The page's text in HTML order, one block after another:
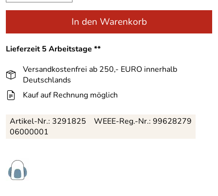
In den Warenkorb
Lieferzeit 5 Arbeitstage **
Versandkostenfrei ab 250,- EURO innerhalb
Deutschlands
Kauf auf Rechnung möglich
Artikel-Nr.: 3291825
06000001
WEEE-Reg.-Nr.: 99628279